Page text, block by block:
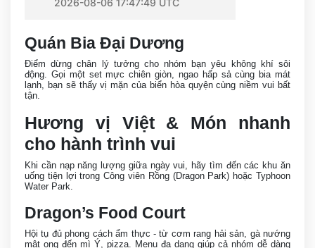
Quán Bia Đại Dương
Điểm dừng chân lý tưởng cho nhóm bạn yêu không khí sôi
động. Gọi một set mực chiên giòn, ngao hấp sả cùng bia mát
lạnh, bạn sẽ thấy vị mặn của biển hòa quyện cùng niềm vui bất
tận.
Hương vị Việt & Món nhanh
cho hành trình vui
Khi cần nạp năng lượng giữa ngày vui, hãy tìm đến các khu ăn
uống tiện lợi trong Công viên Rồng (Dragon Park) hoặc Typhoon
Water Park.
Dragon’s Food Court
Hội tụ đủ phong cách ẩm thực - từ cơm rang hải sản, gà nướng
mật ong đến mì Ý, pizza. Menu đa dạng giúp cả nhóm dễ dàng